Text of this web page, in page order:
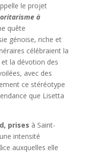
le projet
à
quête
génoise, riche et
célébraient la
la dévotion des
avec des
ce stéréotype
que Lisetta
prises à Saint-
intensité
auxquelles elle